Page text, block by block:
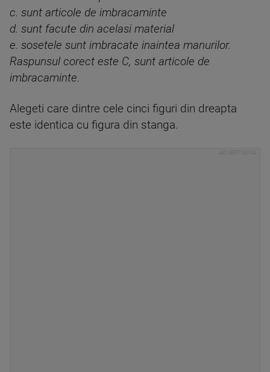
c. sunt articole de imbracaminte
d. sunt facute din acelasi material
e. sosetele sunt imbracate inaintea manurilor.
Raspunsul corect este C, sunt articole de
imbracaminte.
Alegeti care dintre cele cinci figuri din dreapta
este identica cu figura din stanga.